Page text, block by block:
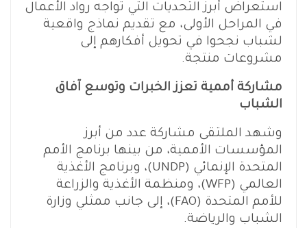
استعراض أبرز التحديات التي تواجه رواد الأعمال
في المراحل الأولى، مع تقديم نماذج واقعية
لشباب نجحوا في تحويل أفكارهم إلى
مشروعات منتجة.
مشاركة أممية تعزز الخبرات وتوسع آفاق
الشباب
وشهد الملتقى مشاركة عدد من أبرز
المؤسسات الأممية، من بينها برنامج الأمم
المتحدة الإنمائي (UNDP)، وبرنامج الأغذية
العالمي (WFP)، ومنظمة الأغذية والزراعة
للأمم المتحدة (FAO)، إلى جانب ممثلي وزارة
الشباب والرياضة.